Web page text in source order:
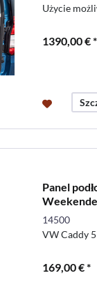
Użycie
1390,00 € *
Panel
14500
VW Caddy
169,00 € *